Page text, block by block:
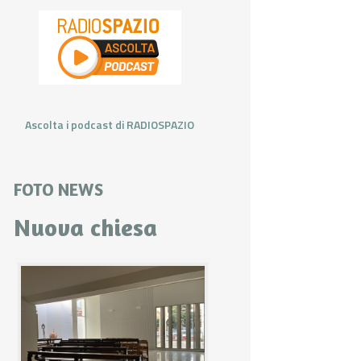
Ascolta i podcast di RADIOSPAZIO
FOTO NEWS
Nuova chiesa